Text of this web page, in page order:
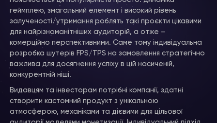
геймплею, змагальний елемент і високий рівень
залученості/утримання роблять такі проєкти цікавими
для найрізноманітніших аудиторій, а отже –
комерційно перспективними. Саме тому індивідуальна
розробка шутерів FPS/TPS на замовлення стратегічно
важлива для досягнення успіху в цій насиченій,
конкурентній ніші.
Видавцям та інвесторам потрібні компанії, здатні
створити кастомний продукт з унікальною
атмосферою, механіками та дієвими для цільової